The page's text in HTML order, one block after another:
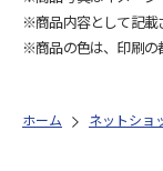
※商品内容として記載
※商品の色は、印刷の
ホーム ネットショ